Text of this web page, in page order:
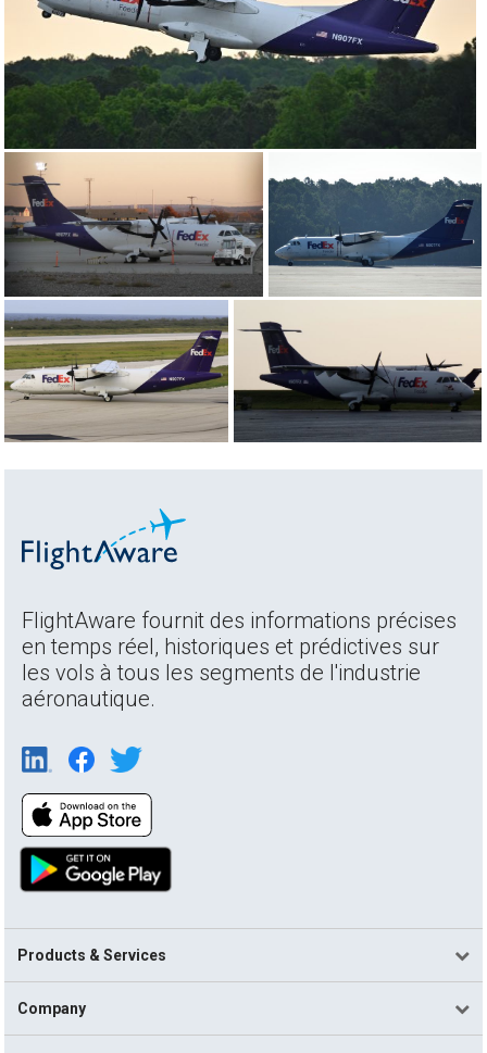
FlightAware fournit des informations précises
en temps réel, historiques et prédictives sur
les vols à tous les segments de l'industrie
aéronautique.
Products & Services
Company